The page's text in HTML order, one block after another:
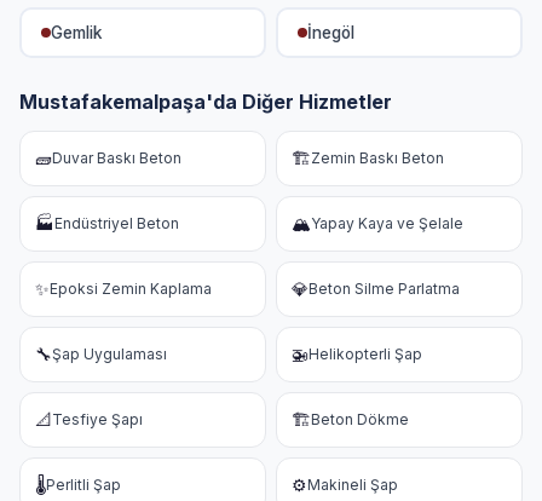
Gemlik İnegöl
Mustafakemalpaşa'da Diğer Hizmetler
🧱Duvar Baskı Beton 🏗️Zemin Baskı Beton
🏭Endüstriyel Beton 🏔️Yapay Kaya ve Şelale
✨Epoksi Zemin Kaplama 💎Beton Silme Parlatma
🔧Şap Uygulaması 🚁Helikopterli Şap
📐Tesfiye Şapı 🏗️Beton Dökme
🌡️Perlitli Şap ⚙️Makineli Şap